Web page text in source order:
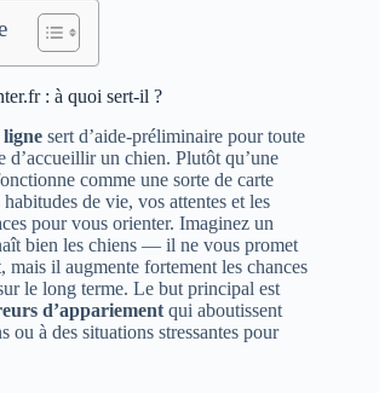
: à quoi sert-il ?
sert d’aide-préliminaire pour toute
d’accueillir un chien. Plutôt qu’une
comme une sorte de carte
de vie, vos attentes et les
pour vous orienter. Imaginez un
bien les chiens — il ne vous promet
mais il augmente fortement les chances
le long terme. Le but principal est
d’appariement qui aboutissent
ou à des situations stressantes pour